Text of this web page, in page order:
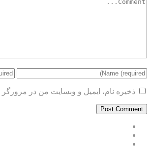
ذخیره نام، ایمیل و وبسایت من در